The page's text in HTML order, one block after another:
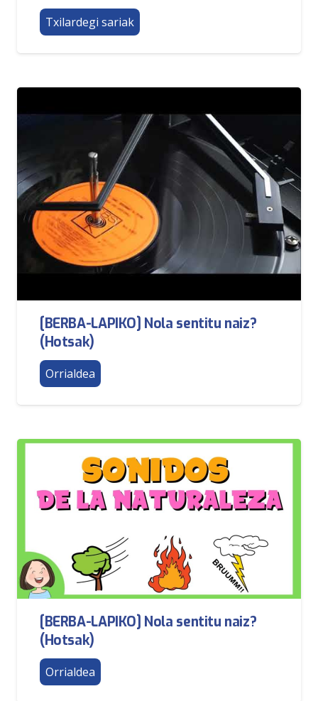
Txilardegi sariak
[BERBA-LAPIKO] Nola sentitu naiz?
(Hotsak)
Orrialdea
[BERBA-LAPIKO] Nola sentitu naiz?
(Hotsak)
Orrialdea